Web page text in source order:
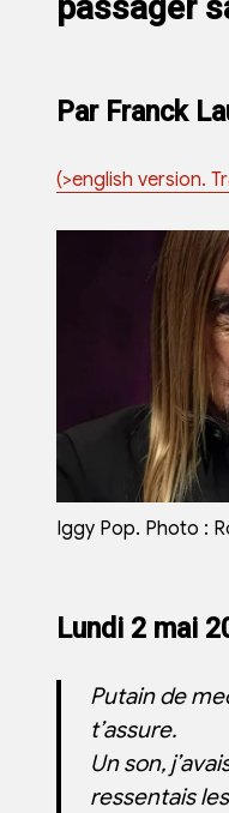
Par Franck
(>english version.
Iggy Pop. Photo :
Lundi 2 mai
Putain de
t’assure.
Un son,
ressentais